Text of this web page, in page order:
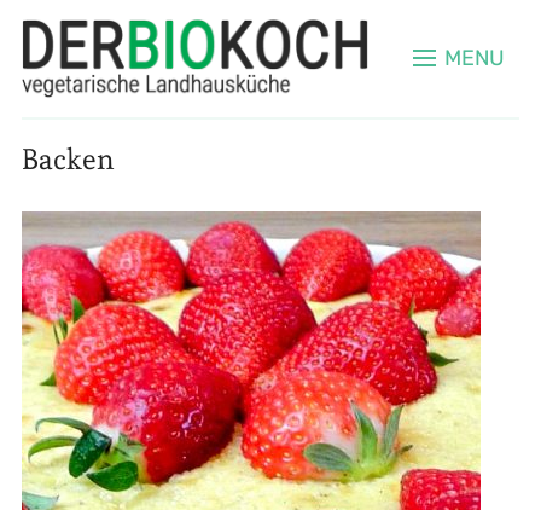
MENU
Backen